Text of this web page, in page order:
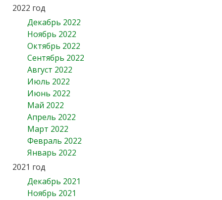
2022 год
Декабрь 2022
Ноябрь 2022
Октябрь 2022
Сентябрь 2022
Август 2022
Июль 2022
Июнь 2022
Май 2022
Апрель 2022
Март 2022
Февраль 2022
Январь 2022
2021 год
Декабрь 2021
Ноябрь 2021